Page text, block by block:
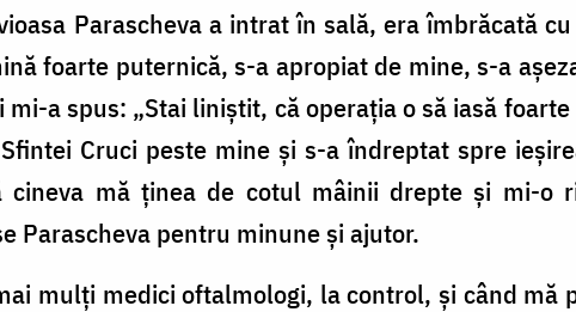
Parascheva a intrat în sală, era îmbrăcată
foarte puternică, s-a apropiat de mine, s-a
a spus: „Stai liniștit, că operația o să iasă
Cruci peste mine și s-a îndreptat spre
cineva mă ținea de cotul mâinii drepte și mi-o
Parascheva pentru minune și ajutor.
mulți medici oftalmologi, la control, și când mă